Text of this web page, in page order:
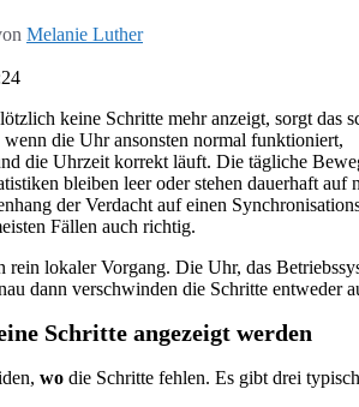
Melanie Luther
keine Schritte mehr anzeigt, sorgt das
die Uhr ansonsten normal funktioniert,
die Uhrzeit korrekt läuft. Die tägliche
bleiben leer oder stehen dauerhaft auf
der Verdacht auf einen
Fällen auch richtig.
lokaler Vorgang. Die Uhr, das
dann verschwinden die Schritte entweder
Schritte angezeigt werden
wo die Schritte fehlen. Es gibt drei